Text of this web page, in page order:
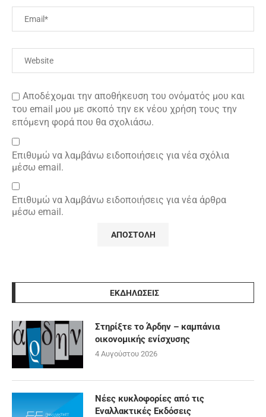
Αποδέχομαι την αποθήκευση του ονόματός μου και
του email μου με σκοπό την εκ νέου χρήση τους την
επόμενη φορά που θα σχολιάσω.
Επιθυμώ να λαμβάνω ειδοποιήσεις για νέα σχόλια
μέσω email.
Επιθυμώ να λαμβάνω ειδοποιήσεις για νέα άρθρα
μέσω email.
ΕΚΔΗΛΩΣΕΙΣ
Στηρίξτε το Άρδην – καμπάνια
οικονομικής ενίσχυσης
4 Αυγούστου 2026
Νέες κυκλοφορίες από τις
Εναλλακτικές Εκδόσεις